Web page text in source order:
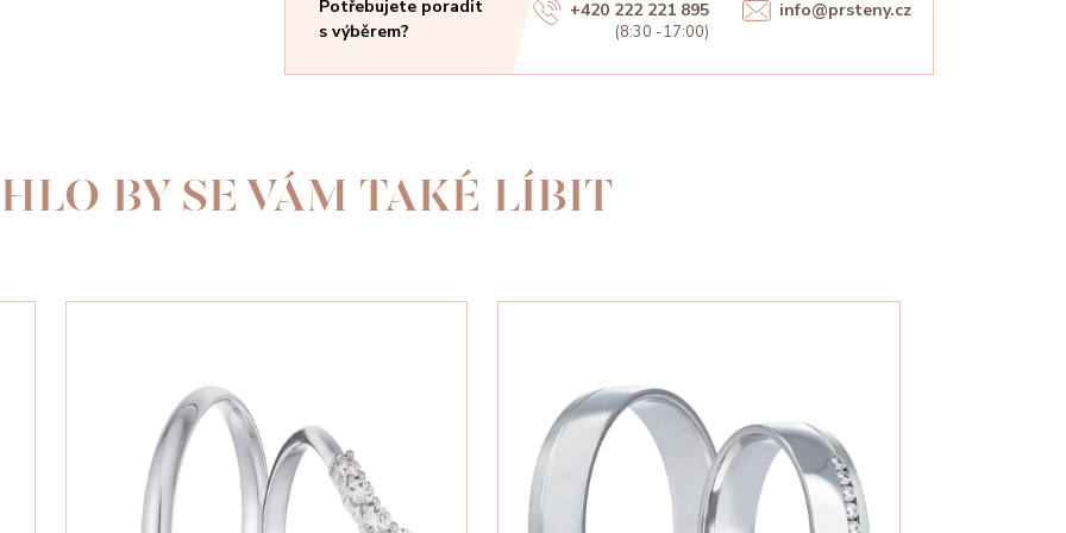
Potřebujete poradit
s výběrem?
+420 222 221 895
(8:30 -17:00)
info@prsteny.cz
BY SE VÁM TAKÉ LÍBIT